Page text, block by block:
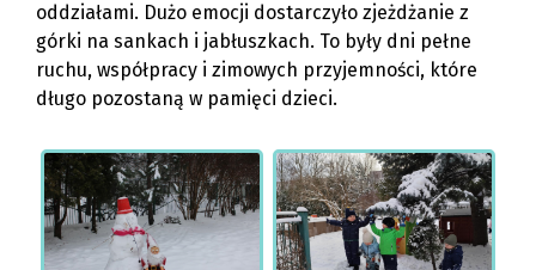
oddziałami. Dużo emocji dostarczyło zjeżdżanie z
górki na sankach i jabłuszkach. To były dni pełne
ruchu, współpracy i zimowych przyjemności, które
długo pozostaną w pamięci dzieci.